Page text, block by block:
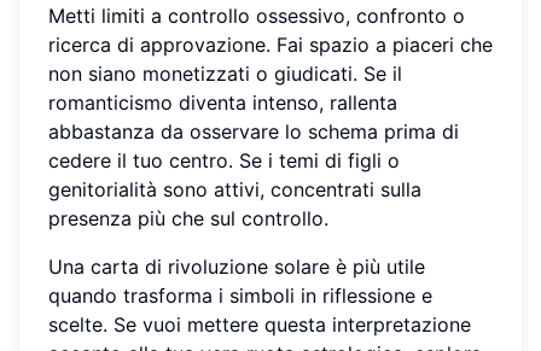
Metti limiti a controllo ossessivo, confronto o
ricerca di approvazione. Fai spazio a piaceri che
non siano monetizzati o giudicati. Se il
romanticismo diventa intenso, rallenta
abbastanza da osservare lo schema prima di
cedere il tuo centro. Se i temi di figli o
genitorialità sono attivi, concentrati sulla
presenza più che sul controllo.
Una carta di rivoluzione solare è più utile
quando trasforma i simboli in riflessione e
scelte. Se vuoi mettere questa interpretazione